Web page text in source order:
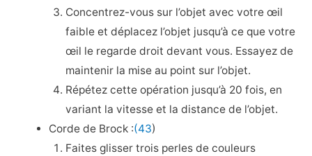
Concentrez-vous sur l’objet avec votre œil
faible et déplacez l’objet jusqu’à ce que votre
œil le regarde droit devant vous. Essayez de
maintenir la mise au point sur l’objet.
Répétez cette opération jusqu’à 20 fois, en
variant la vitesse et la distance de l’objet.
Corde de Brock :(43)
Faites glisser trois perles de couleurs